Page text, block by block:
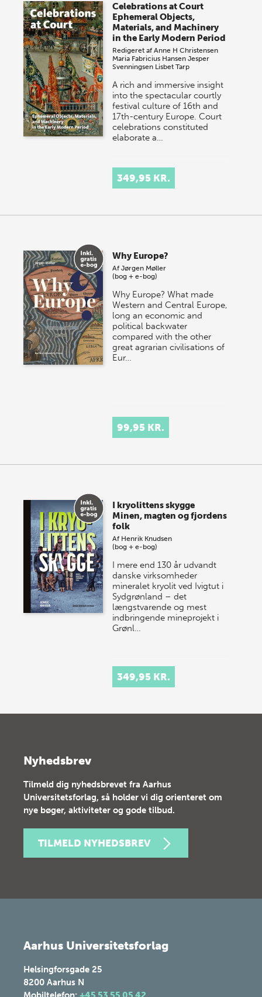
onsdag den 10. j…
Celebrations at Court
Ephemeral Objects,
Materials, and Machinery
in the Early Modern Period
Redigeret afAnne H Christensen
Maria Fabricius Hansen Jesper
Svenningsen Lisbet Tarp
A rich and immersive insight
into the spectacular courtly
festival culture of 16th and
17th-century Europe. Court
celebrations constituted
elaborate a…
349,95 KR.
Why Europe?
AfJørgen Møller
(bog + e-bog)
Why Europe? What made
Western and Central Europe,
long an economic and
political backwater
compared with the other
great agrarian civilisations of
Eur…
99,95 KR.
I kryolittens skygge
Minen, magten og fjordens
folk
Af Henrik Knudsen
(bog + e-bog)
I mere end 130 år udvandt
danske virksomheder
mineralet kryolit ved Ivigtut i
Sydgrønland – det
længstvarende og mest
indbringende mineprojekt i
Grønl…
349,95 KR.
Nyhedsbrev
Tilmeld dig nyhedsbrevet fra Aarhus
Universitetsforlag, så holder vi dig orienteret om
nye bøger, aktiviteter og gode tilbud.
TILMELD NYHEDSBREV
Aarhus Universitetsforlag
Helsingforsgade 25
8200 Aarhus N